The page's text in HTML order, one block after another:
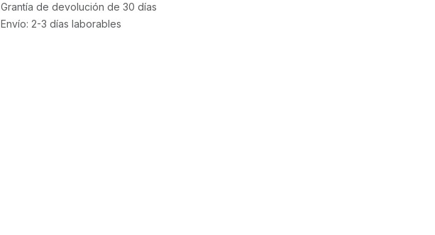
Grantía de devolución de 30 días
Envío: 2-3 días laborables